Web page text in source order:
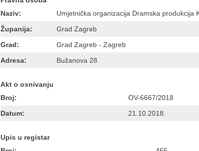
Naziv:
Umjetnička organizacija Dramska produkcija
Županija:
Grad Zagreb
Grad:
Grad Zagreb - Zagreb
Adresa:
Bužanova 28
Akt o osnivanju
Broj:
OV-6667/2018
Datum:
21.10.2018.
Upis u registar